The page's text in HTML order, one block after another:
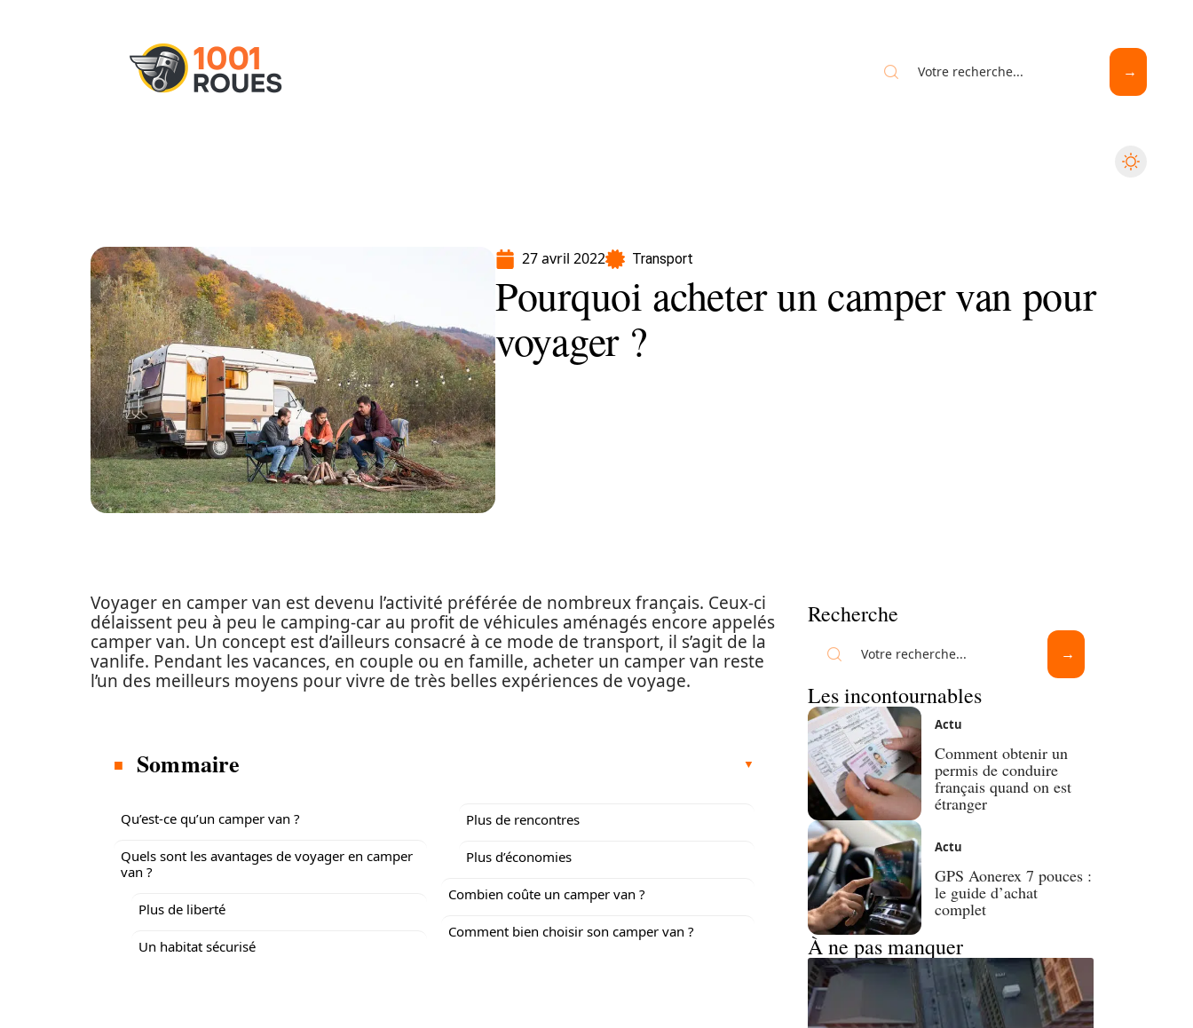
27 avril 2022 Transport
Pourquoi acheter un camper van pour
voyager ?
Voyager en camper van est devenu l’activité préférée de nombreux français. Ceux-ci
délaissent peu à peu le camping-car au profit de véhicules aménagés encore appelés
camper van. Un concept est d’ailleurs consacré à ce mode de transport, il s’agit de la
vanlife. Pendant les vacances, en couple ou en famille, acheter un camper van reste
l’un des meilleurs moyens pour vivre de très belles expériences de voyage.
Sommaire
Qu’est-ce qu’un camper van ?
Quels sont les avantages de voyager en camper
van ?
Plus de liberté
Un habitat sécurisé
Plus de rencontres
Plus d’économies
Combien coûte un camper van ?
Comment bien choisir son camper van ?
Recherche
Les incontournables
Actu
Comment obtenir un
permis de conduire
français quand on est
étranger
Actu
GPS Aonerex 7 pouces :
le guide d’achat
complet
À ne pas manquer